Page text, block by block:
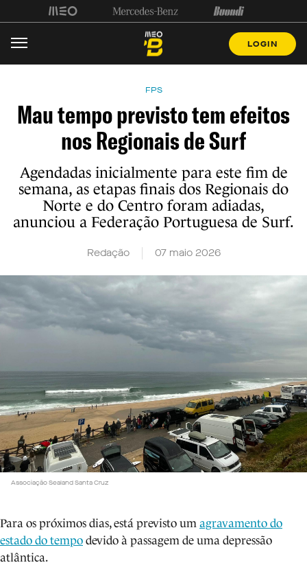
LOGIN
FPS
Mau tempo previsto tem efeitos
nos Regionais de Surf
Agendadas inicialmente para este fim de
semana, as etapas finais dos Regionais do
Norte e do Centro foram adiadas,
anunciou a Federação Portuguesa de Surf.
Redação 07 maio 2026
Associação Sealand Santa Cruz
Para os próximos dias, está previsto um agravamento do
estado do tempo devido à passagem de uma depressão
atlântica.